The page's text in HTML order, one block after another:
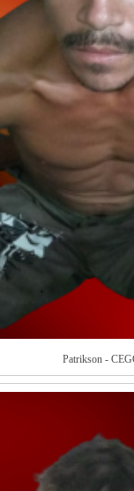
Patrikson -